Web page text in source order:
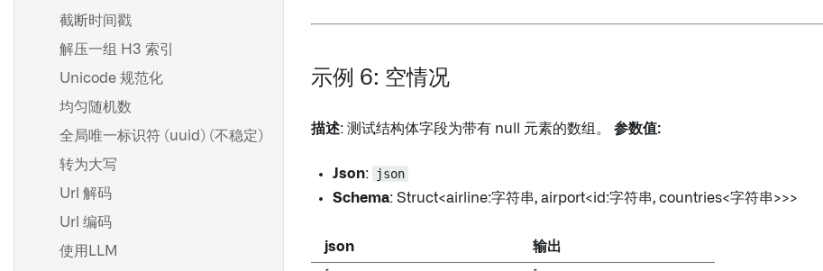
截断时间戳
解压一组 H3 索引
Unicode 规范化
均匀随机数
全局唯一标识符 (uuid) (不稳定)
转为大写
Url 解码
Url 编码
使用LLM
示例 6: 空情况
描述: 测试结构体字段为带有 null 元素的数组。 参数值:
Json:
json
Schema: Struct<airline:字符串, airport<id:字符串, countries<字符串>>>
json 输出